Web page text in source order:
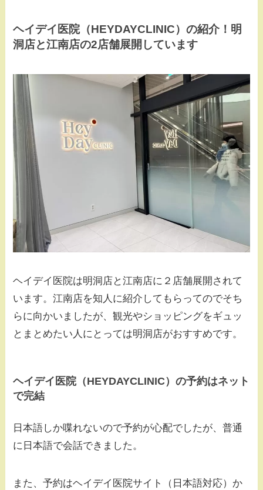
ヘイデイ医院（HEYDAYCLINIC）の紹介！明
洞店と江南店の2店舗展開しています
ヘイデイ医院は明洞店と江南店に２店舗展開されて
います。江南店を知人に紹介してもらってのでそち
らに向かいましたが、観光やショッピングをギュッ
とまとめたい人にとっては明洞店がおすすめです。
ヘイデイ医院（HEYDAYCLINIC）の予約はネット
で完結
日本語しか喋れないので予約が心配でしたが、普通
に日本語で会話できました。
また、予約はヘイデイ医院サイト（日本語対応）か